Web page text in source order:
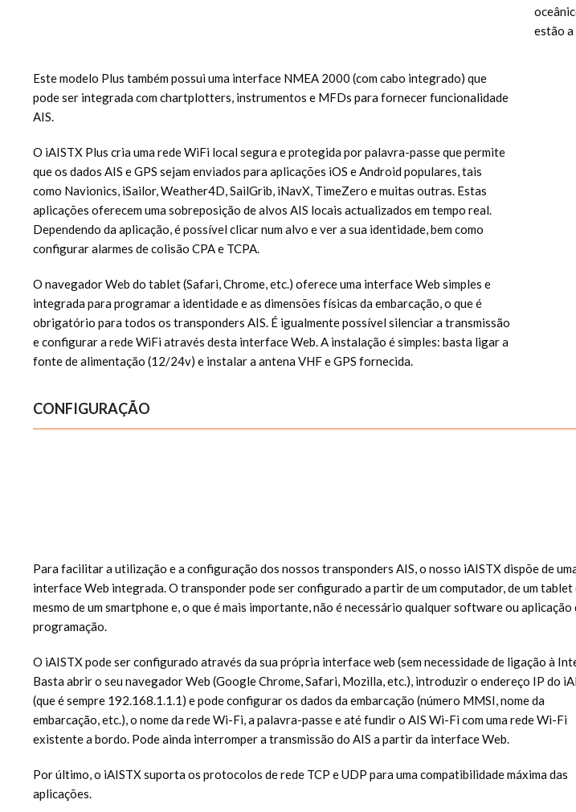
estão a
Este modelo Plus também possui uma interface NMEA 2000 (com cabo integrado) que
pode ser integrada com chartplotters, instrumentos e MFDs para fornecer funcionalidade
AIS.
O iAISTX Plus cria uma rede WiFi local segura e protegida por palavra-passe que permite
que os dados AIS e GPS sejam enviados para aplicações iOS e Android populares, tais
como Navionics, iSailor, Weather4D, SailGrib, iNavX, TimeZero e muitas outras. Estas
aplicações oferecem uma sobreposição de alvos AIS locais actualizados em tempo real.
Dependendo da aplicação, é possível clicar num alvo e ver a sua identidade, bem como
configurar alarmes de colisão CPA e TCPA.
O navegador Web do tablet (Safari, Chrome, etc.) oferece uma interface Web simples e
integrada para programar a identidade e as dimensões físicas da embarcação, o que é
obrigatório para todos os transponders AIS. É igualmente possível silenciar a transmissão
e configurar a rede WiFi através desta interface Web. A instalação é simples: basta ligar a
fonte de alimentação (12/24v) e instalar a antena VHF e GPS fornecida.
CONFIGURAÇÃO
Para facilitar a utilização e a configuração dos nossos transponders AIS, o nosso iAISTX dispõe de
interface Web integrada. O transponder pode ser configurado a partir de um computador, de um tablet
mesmo de um smartphone e, o que é mais importante, não é necessário qualquer software ou aplicação
programação.
O iAISTX pode ser configurado através da sua própria interface web (sem necessidade de ligação à
Basta abrir o seu navegador Web (Google Chrome, Safari, Mozilla, etc.), introduzir o endereço IP do
(que é sempre 192.168.1.1.1) e pode configurar os dados da embarcação (número MMSI, nome da
embarcação, etc.), o nome da rede Wi-Fi, a palavra-passe e até fundir o AIS Wi-Fi com uma rede Wi-Fi
existente a bordo. Pode ainda interromper a transmissão do AIS a partir da interface Web.
Por último, o iAISTX suporta os protocolos de rede TCP e UDP para uma compatibilidade máxima das
aplicações.